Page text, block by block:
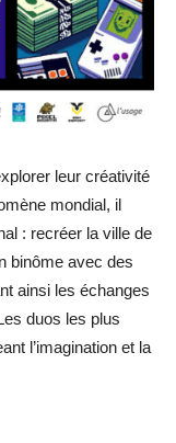
leur créativité
mondial, il
: recréer la ville de
binôme avec des
ainsi les échanges
duos les plus
l’imagination et la